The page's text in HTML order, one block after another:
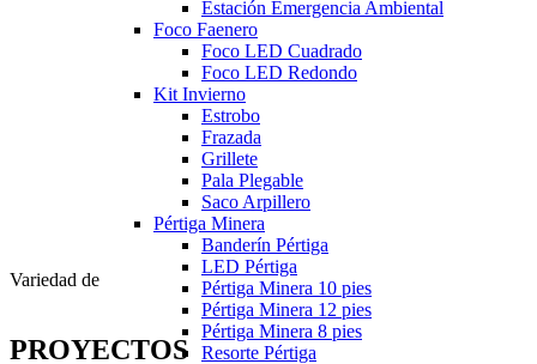
Estación Emergencia Ambiental
Foco Faenero
Foco LED Cuadrado
Foco LED Redondo
Kit Invierno
Estrobo
Frazada
Grillete
Pala Plegable
Saco Arpillero
Pértiga Minera
Banderín Pértiga
LED Pértiga
Pértiga Minera 10 pies
Pértiga Minera 12 pies
Pértiga Minera 8 pies
Resorte Pértiga
Variedad de
PROYECTOS